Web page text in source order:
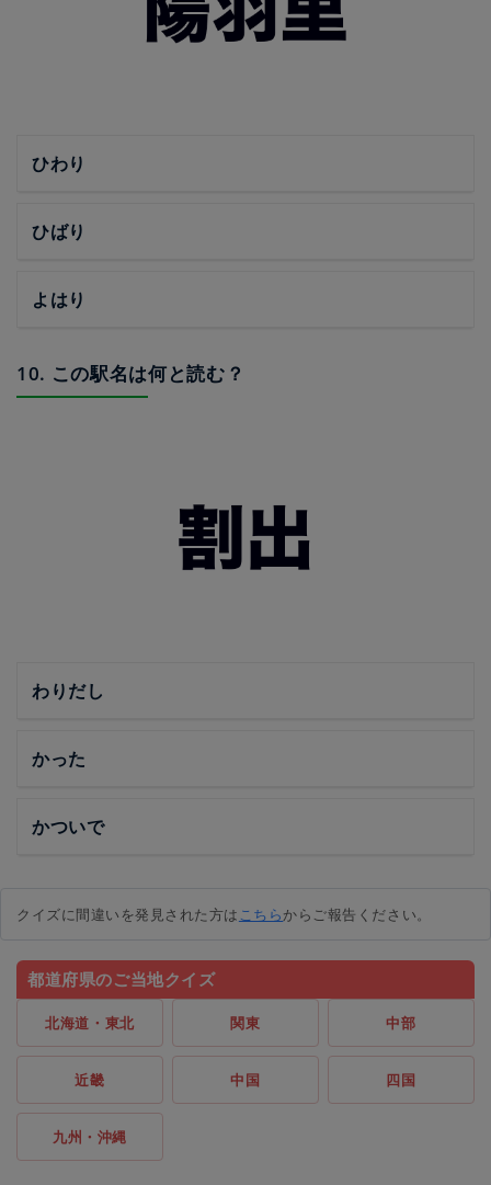
ひわり
ひばり
よはり
10. この駅名は何と読む？
わりだし
かった
かついで
クイズに間違いを発見された方はこちらからご報告ください。
都道府県のご当地クイズ
北海道・東北 関東 中部
近畿 中国 四国
九州・沖縄